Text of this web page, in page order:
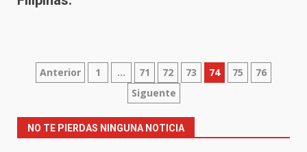
Paginación
entradas
Anterior 1 … 71 72 73 74 75
76
Siguente
NO TE PIERDAS NINGUNA NOTICIA